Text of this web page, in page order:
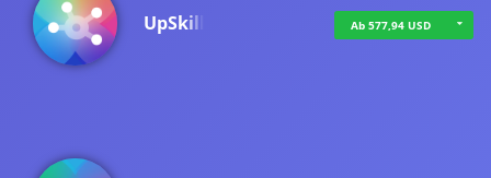
UpSkill Ab 577,94 USD